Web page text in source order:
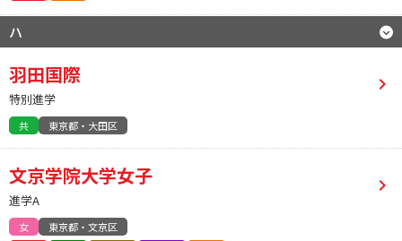
ハ
羽田国際
特別進学
共 東京都・大田区
文京学院大学女子
進学A
女
東京都・文京区